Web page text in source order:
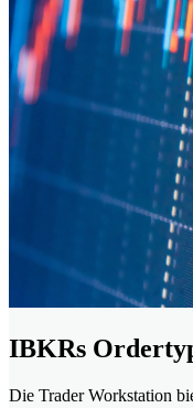
IBKRs
Die Trader Workstation